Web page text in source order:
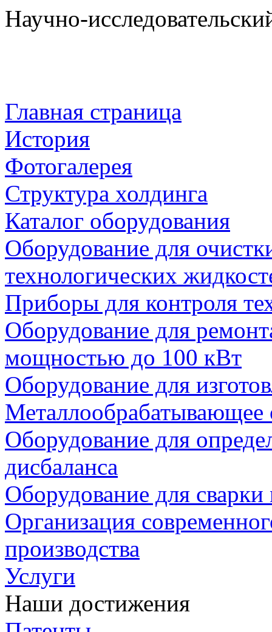
Научно-
Главная страница
История
Фотогалерея
Структура холдинга
Каталог оборудования
Оборудование для
технологических
Приборы для контроля
Оборудование для
мощностью до 100 кВт
Оборудование для
Металлообрабатывающее
Оборудование для
дисбаланса
Оборудование для сварки
Организация
производства
Услуги
Наши достижения